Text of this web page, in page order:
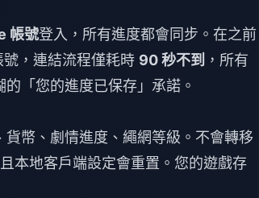
帳號登入，所有進度都會同步。在之前
，連結流程僅耗時 90 秒不到 ，所有
「您的進度已保存」承諾。
貨幣、劇情進度、繩網等級。不會轉移
本地客戶端設定會重置。您的遊戲存